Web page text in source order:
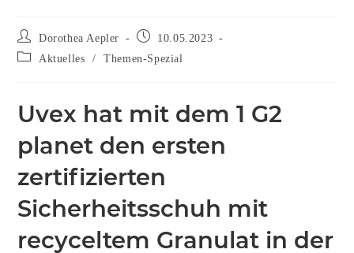
Dorothea Aepler
10.05.2023
Aktuelles
/ Themen-Spezial
Uvex hat mit dem 1 G2
planet den ersten
zertifizierten
Sicherheitsschuh mit
recyceltem Granulat in der